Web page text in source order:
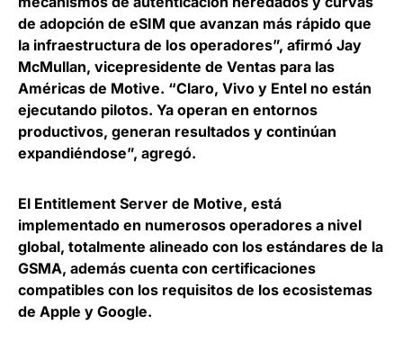
de adopción de eSIM que avanzan más rápido que
la infraestructura de los operadores”, afirmó Jay
McMullan, vicepresidente de Ventas para las
Américas de Motive. “Claro, Vivo y Entel no están
ejecutando pilotos. Ya operan en entornos
productivos, generan resultados y continúan
expandiéndose”, agregó.
El Entitlement Server de Motive, está
implementado en numerosos operadores a nivel
global, totalmente alineado con los estándares de la
GSMA, además cuenta con certificaciones
compatibles con los requisitos de los ecosistemas
de Apple y Google.